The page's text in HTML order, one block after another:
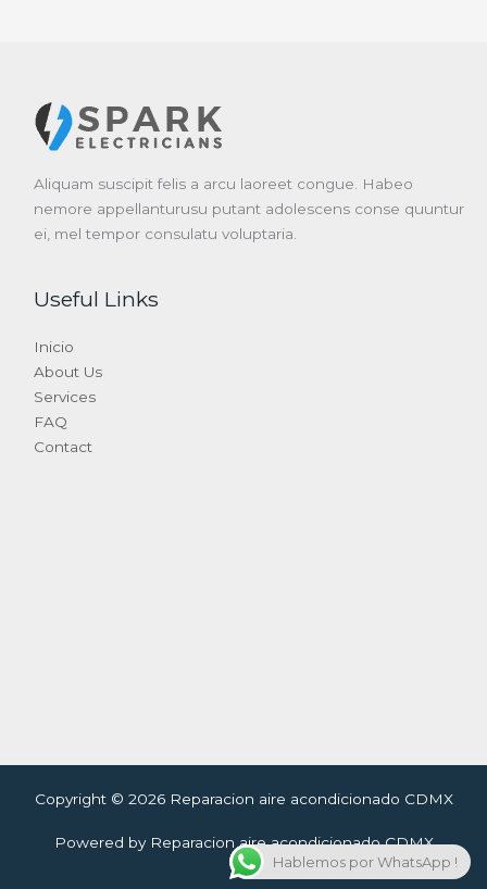
Aliquam suscipit felis a arcu laoreet congue. Habeo
nemore appellanturusu putant adolescens conse quuntur
ei, mel tempor consulatu voluptaria.
Useful Links
Inicio
About Us
Services
FAQ
Contact
Copyright © 2026 Reparacion aire acondicionado CDMX
Powered by Reparacion aire acondicionado CDMX
Hablemos por WhatsApp !